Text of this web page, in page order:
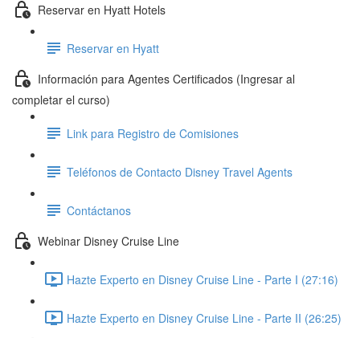
Reservar en Hyatt Hotels
Reservar en Hyatt
Información para Agentes Certificados (Ingresar al
completar el curso)
Link para Registro de Comisiones
Teléfonos de Contacto Disney Travel Agents
Contáctanos
Webinar Disney Cruise Line
Hazte Experto en Disney Cruise Line - Parte I (27:16)
Hazte Experto en Disney Cruise Line - Parte II (26:25)